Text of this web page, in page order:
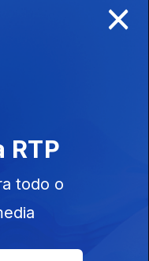
da
preservação
×
RTP
todo o